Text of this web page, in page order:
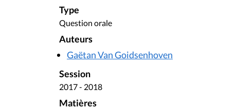
Type
Question orale
Auteurs
Gaëtan Van Goidsenhoven
Session
2017 - 2018
Matières